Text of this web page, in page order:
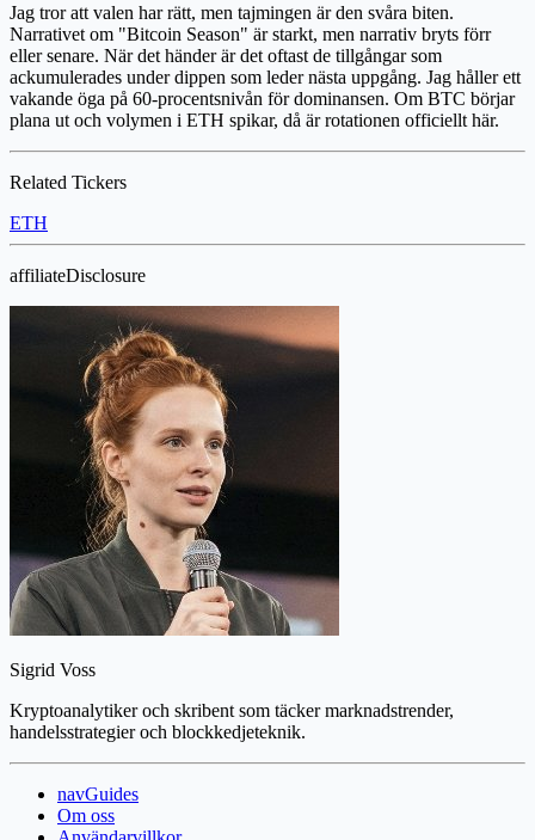
Jag tror att valen har rätt, men tajmingen är den svåra biten.
Narrativet om "Bitcoin Season" är starkt, men narrativ bryts förr
eller senare. När det händer är det oftast de tillgångar som
ackumulerades under dippen som leder nästa uppgång. Jag håller ett
vakande öga på 60-procentsnivån för dominansen. Om BTC börjar
plana ut och volymen i ETH spikar, då är rotationen officiellt här.
Related Tickers
ETH
affiliateDisclosure
Sigrid Voss
Kryptoanalytiker och skribent som täcker marknadstrender,
handelsstrategier och blockkedjeteknik.
navGuides
Om oss